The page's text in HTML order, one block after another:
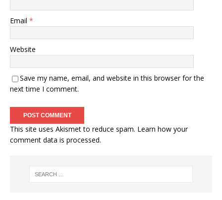
Email *
Website
Save my name, email, and website in this browser for the
next time I comment.
This site uses Akismet to reduce spam. Learn how your
comment data is processed.